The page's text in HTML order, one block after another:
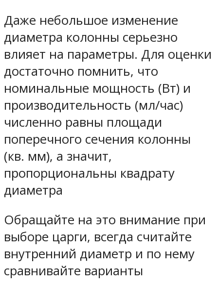
Даже небольшое изменение
диаметра колонны серьезно
влияет на параметры. Для оценки
достаточно помнить, что
номинальные мощность (Вт) и
производительность (мл/час)
численно равны площади
поперечного сечения колонны
(кв. мм), а значит,
пропорциональны квадрату
диаметра
Обращайте на это внимание при
выборе царги, всегда считайте
внутренний диаметр и по нему
сравнивайте варианты